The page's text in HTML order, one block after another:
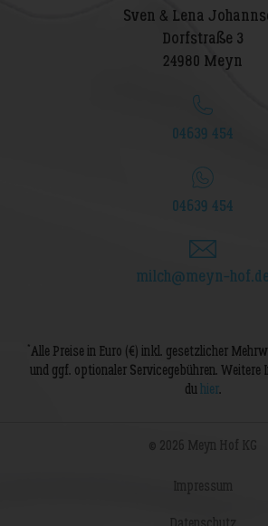
Sven & Lena
Dorfstraße 3
24980 Meyn
04639 454
04639 454
milch@meyn-hof.de
*Alle Preise in Euro (€) inkl. gesetzlicher
und ggf. optionaler Servicegebühren.
du hier.
© 2026 Meyn Hof KG
Impressum